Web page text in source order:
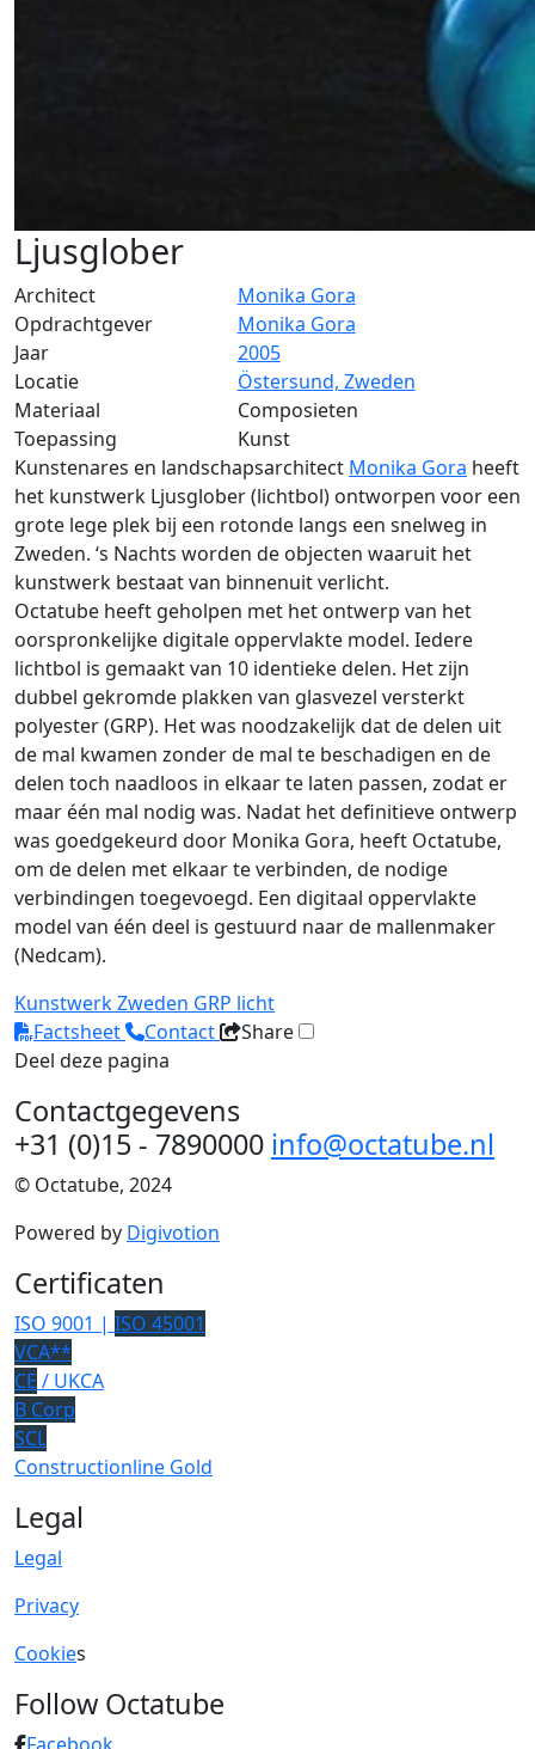
Ljusglober
Architect
Monika Gora
Opdrachtgever
Monika Gora
Jaar
2005
Locatie
Östersund, Zweden
Materiaal
Composieten
Toepassing
Kunst
Kunstenares en landschapsarchitect Monika Gora heeft
het kunstwerk Ljusglober (lichtbol) ontworpen voor een
grote lege plek bij een rotonde langs een snelweg in
Zweden. ‘s Nachts worden de objecten waaruit het
kunstwerk bestaat van binnenuit verlicht.
Octatube heeft geholpen met het ontwerp van het
oorspronkelijke digitale oppervlakte model. Iedere
lichtbol is gemaakt van 10 identieke delen. Het zijn
dubbel gekromde plakken van glasvezel versterkt
polyester (GRP). Het was noodzakelijk dat de delen uit
de mal kwamen zonder de mal te beschadigen en de
delen toch naadloos in elkaar te laten passen, zodat er
maar één mal nodig was. Nadat het definitieve ontwerp
was goedgekeurd door Monika Gora, heeft Octatube,
om de delen met elkaar te verbinden, de nodige
verbindingen toegevoegd. Een digitaal oppervlakte
model van één deel is gestuurd naar de mallenmaker
(Nedcam).
KunstwerkZweden GRP licht
Factsheet
Contact
Share
Deel deze pagina
Contactgegevens
+31 (0)15 - 7890000 info@octatube.nl
© Octatube, 2024
Powered by Digivotion
Certificaten
ISO 9001 | ISO 45001
VCA**
CE / UKCA
B Corp
SCL
Constructionline Gold
Legal
Legal
Privacy
Cookies
Follow Octatube